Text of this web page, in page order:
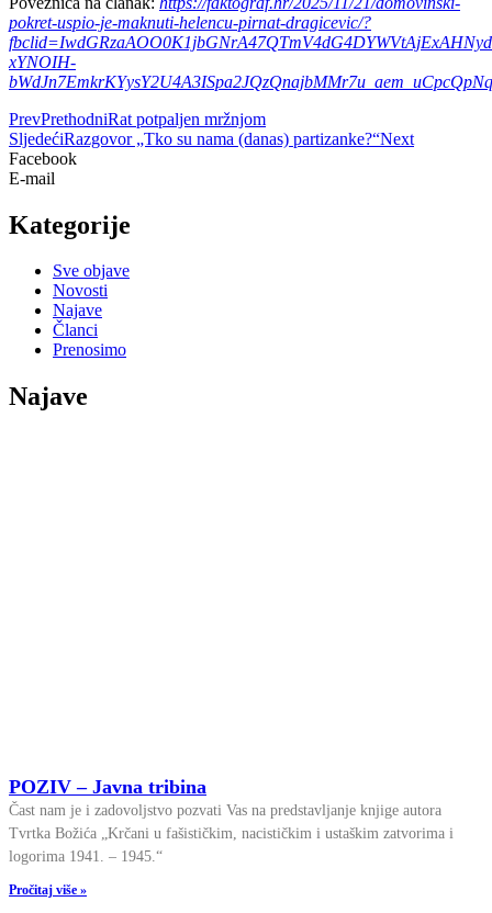
pokret-uspio-je-maknuti-helencu-pirnat-dragicevic/?
xYNOIH-
PrevPrethodniRat potpaljen mržnjom
SljedećiRazgovor „Tko su nama (danas) partizanke?“Next
Facebook
E-mail
Kategorije
Sve objave
Novosti
Najave
Članci
Prenosimo
Najave
POZIV – Javna tribina
Čast nam je i zadovoljstvo pozvati Vas na predstavljanje knjige autora
Tvrtka Božića „Krčani u fašističkim, nacističkim i ustaškim zatvorima i
logorima 1941. – 1945.“
Pročitaj više »